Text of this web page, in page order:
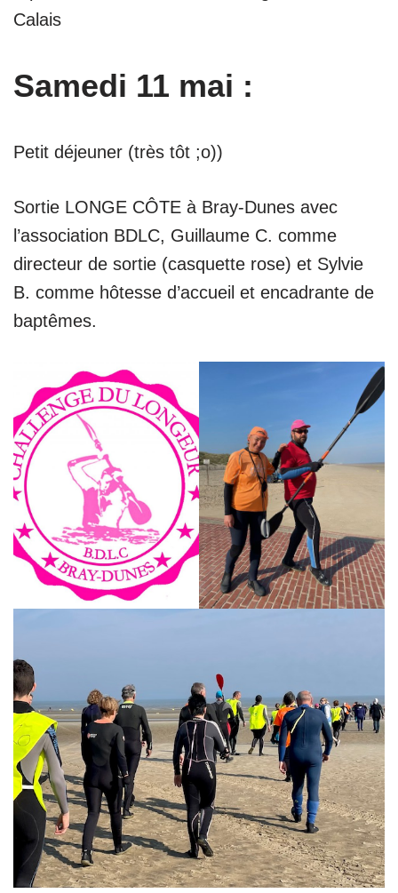
Calais
Samedi 11 mai :
Petit déjeuner (très tôt ;o))
Sortie LONGE CÔTE à Bray-Dunes avec
l’association BDLC, Guillaume C. comme
directeur de sortie (casquette rose) et Sylvie
B. comme hôtesse d’accueil et encadrante de
baptêmes.